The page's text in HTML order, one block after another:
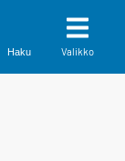
Haku Valikko